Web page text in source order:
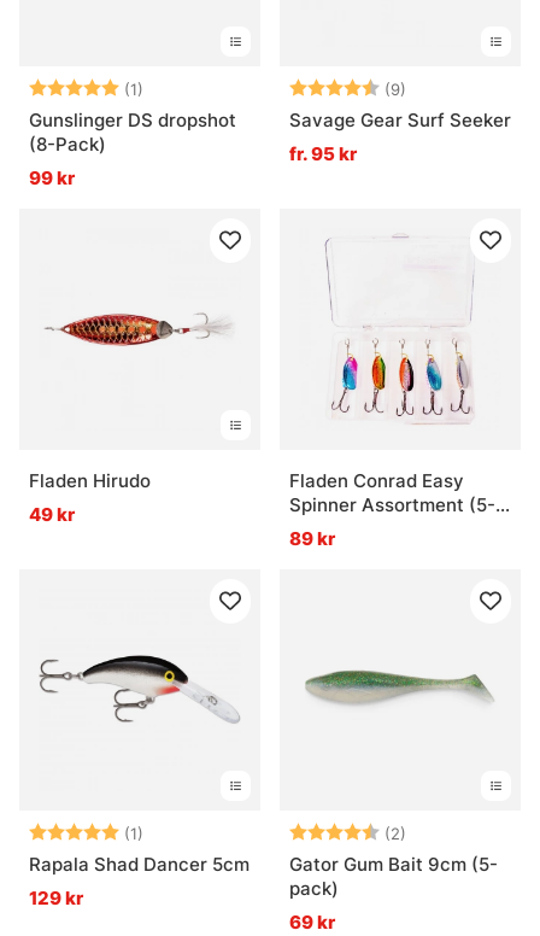
Betyg: (1)
5.0 utav 5 stjärnor
Gunslinger DS dropshot
(8-Pack)
99 kr
Betyg: (9)
Savage Gear Surf Seeker
fr. 95 kr
Fladen Hirudo
49 kr
Fladen Conrad Easy
Spinner Assortment (5-
pack) - 5g
89 kr
Betyg: (1)
5.0 utav 5 stjärnor
Rapala Shad Dancer 5cm
129 kr
Betyg: (2)
Gator Gum Bait 9cm (5-
pack)
69 kr